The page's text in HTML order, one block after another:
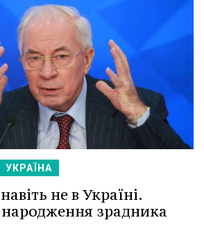
УКРАЇНА
не в Україні.
народження зрадника